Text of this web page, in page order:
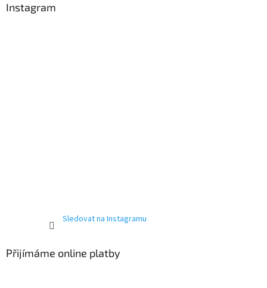
Instagram
Sledovat na Instagramu
Přijímáme online platby